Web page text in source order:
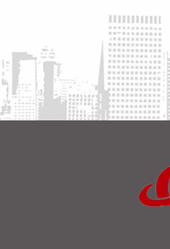
磺渣综合利用
装置和配套设
近期已安全顺
释放。
2026-08-07
2026-08-07
寒武纪
的股东持股情